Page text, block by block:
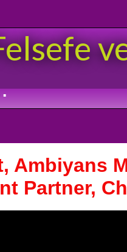
Ambiyans
Partner,